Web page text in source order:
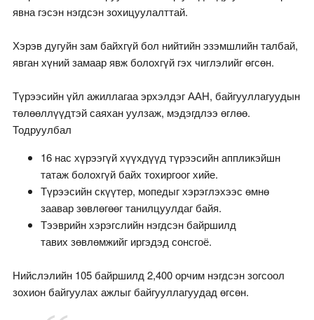
явна гэсэн нэгдсэн зохицуулалттай.
Хэрэв дугуйн зам байхгүй бол нийтийн эзэмшлийн талбай,
явган хүний замаар явж болохгүй гэх чиглэлийг өгсөн.
Түрээсийн үйл ажиллагаа эрхэлдэг ААН, байгууллагуудын
төлөөллүүдтэй саяхан уулзаж, мэдэгдлээ өглөө.
Тодруулбал
16 нас хүрээгүй хүүхдүүд түрээсийн аппликэйшн
татаж болохгүй байх тохиргоог хийе.
Түрээсийн скүүтер, мопедыг хэрэглэхээс өмнө
заавар зөвлөгөөг танилцуулдаг байя.
Тээврийн хэрэгслийн нэгдсэн байршилд
тавих зөвлөмжийг иргэдэд сонсгоё.
Нийслэлийн 105 байршилд 2,400 орчим нэгдсэн зогсоол
зохион байгуулах ажлыг байгууллагуудад өгсөн.